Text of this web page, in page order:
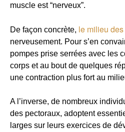
muscle est “nerveux”.
De façon concrète, le milieu
nerveusement. Pour s’en
pompes prise serrées avec les
corps et au bout de quelques
une contraction plus fort au
A l’inverse, de nombreux
des pectoraux, adoptent
larges sur leurs exercices de